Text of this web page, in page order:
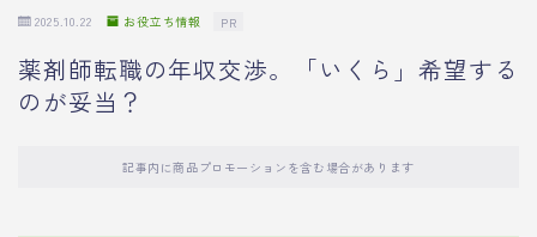
2025.10.22 お役立ち情報 PR
薬剤師転職の年収交渉。「いくら」希望する
のが妥当？
記事内に商品プロモーションを含む場合があります